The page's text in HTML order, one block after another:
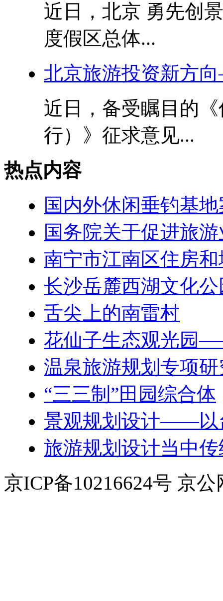
近日，北京 勇先创
度假区总体...
北京旅游投资新方
近日，备受瞩目的
行）》征求意见...
热点内容
国内外休闲垂钓基
国务院关于促进旅
南宁市江南区住房
长沙岳麓西湖文化
舌尖上的南雷村
花仙子生态观光园
温泉旅游规划专项研
“三三制”田园综合体
景观规划设计——以
旅游规划设计当中
京ICP备10216624号 京